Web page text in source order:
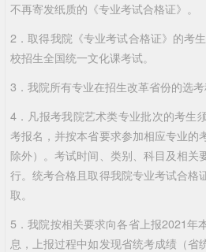
不再寄发纸质的《专业考试合格证》。
2．取得我院《专业考试合格证》的考
校招生全国统一文化课考试。
3．我院所有专业在招生改革省份的选考
4．凡报考我院艺术类专业批次的考生
考报名，并按本省要求参加相应专业的
除外）。考试时间、类别、科目及相关
行。统考合格且取得我院专业考试合格
取。
5．我院按相关要求向各省上报2021年
息，上报过程中如发现省统考成绩（省